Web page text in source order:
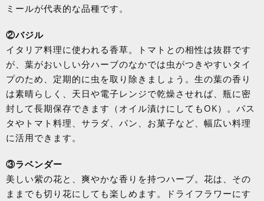
ミールが代表的な品種です。
②バジル
イタリア料理に使われる香草。トマトとの相性は抜群です
が、葉がおいしい分ハーブのなかでは虫がつきやすいタイ
プのため、定期的に虫を取り除きましょう。生の葉の香り
は素晴らしく、天日や電子レンジで乾燥させれば、瓶に密
封して長期保存できます（オイル漬けにしても OK）。パス
タやトマト料理、サラダ、パン、お菓子など、幅広い料理
に活用できます。
③ラベンダー
美しい紫の花と、爽やかな香りを持つハーブ。花は、その
ままでも切り花にしても楽しめます。ドライフラワーにす